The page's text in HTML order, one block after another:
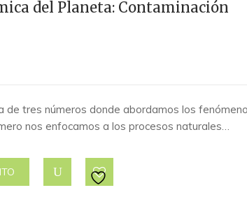
del Planeta: Contaminación
de tres números donde abordamos los
nos enfocamos a los procesos naturales…